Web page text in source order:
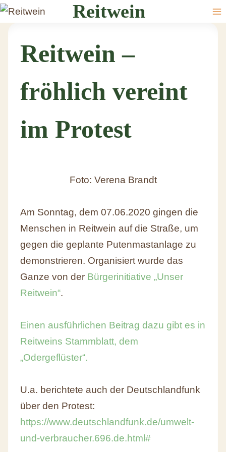
Reitwein
Reitwein –
fröhlich vereint
im Protest
Foto: Verena Brandt
Am Sonntag, dem 07.06.2020 gingen die
Menschen in Reitwein auf die Straße, um
gegen die geplante Putenmastanlage zu
demonstrieren. Organisiert wurde das
Ganze von der Bürgerinitiative „Unser
Reitwein“.
Einen ausführlichen Beitrag dazu gibt es in
Reitweins Stammblatt, dem
„Odergeflüster“.
U.a. berichtete auch der Deutschlandfunk
über den Protest:
https://www.deutschlandfunk.de/umwelt-
und-verbraucher.696.de.html#